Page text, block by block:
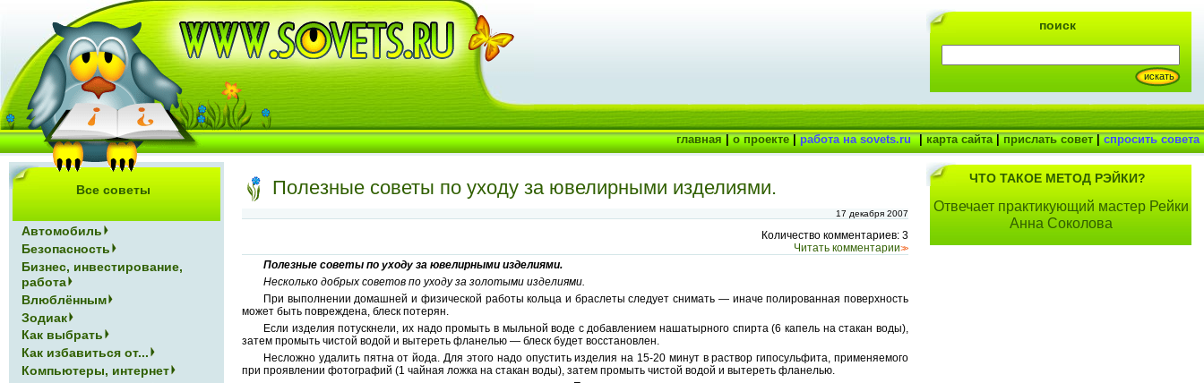
Полезные советы по уходу за ювелирными изделиями.
17 декабря 2007
Количество комментариев: 3
Читать комментарии>>
Полезные советы по уходу за ювелирными изделиями.
Несколько добрых советов по уходу за золотыми изделиями.
При выполнении домашней и физической работы кольца и браслеты следует снимать — иначе полированная поверхность
может быть повреждена, блеск потерян.
Если изделия потускнели, их надо промыть в мыльной воде с добавлением нашатырного спирта (6 капель на стакан воды),
затем промыть чистой водой и вытереть фланелью — блеск будет восстановлен.
Несложно удалить пятна от йода. Для этого надо опустить изделия на 15-20 минут в раствор гипосульфита, применяемого
при проявлении фотографий (1 чайная ложка на стакан воды), затем промыть чистой водой и вытереть фланелью.
Все советы
Автомобиль
Безопасность
Бизнес, инвестирование,
работа
Влюблённым
Зодиак
Как выбрать
Как избавиться от...
Компьютеры, интернет
ЧТО ТАКОЕ МЕТОД РЭЙКИ?
Отвечает практикующий мастер Рейки
Анна Соколова
поиск
главная|о проекте|работа на sovets.ru |карта сайта|прислать совет|спросить совета